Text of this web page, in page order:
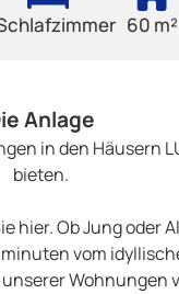
60 m²
Anlage
in den Häusern
bieten.
hier. Ob Jung oder
vom
Wohnungen